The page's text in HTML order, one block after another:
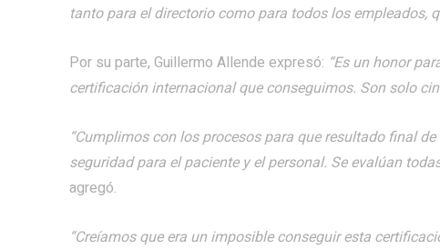
tanto para el directorio como para todos los empleados,
Por su parte, Guillermo Allende expresó: “Es un honor
certificación internacional que conseguimos. Son solo
“Cumplimos con los procesos para que resultado final
seguridad para el paciente y el personal. Se evalúan
agregó.
“Creíamos que era un imposible conseguir esta